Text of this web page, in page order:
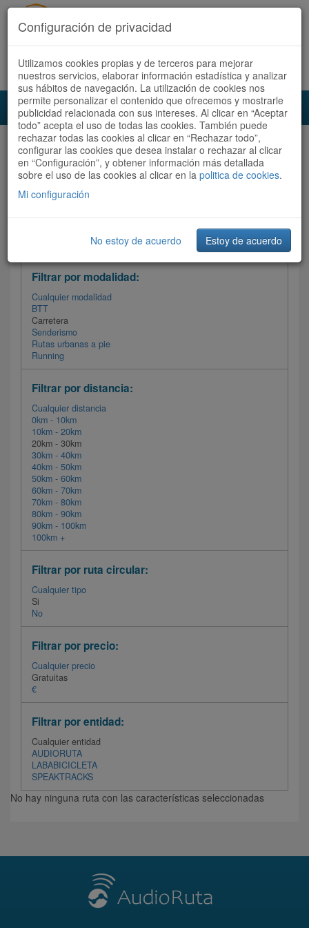
Acceder Registrate ahora Español | Català
Audioruta Todas las rutas
Todas las rutas Ordenar por:Más recientes
Filtrar las rutas
Filtrar por modalidad:
Cualquier modalidad
BTT
Carretera
Senderismo
Rutas urbanas a pie
Running
Filtrar por distancia:
Cualquier distancia
0km - 10km
10km - 20km
20km - 30km
30km - 40km
40km - 50km
50km - 60km
60km - 70km
70km - 80km
80km - 90km
90km - 100km
100km +
Filtrar por ruta circular:
Cualquier tipo
Si
No
Filtrar por precio:
Cualquier precio
Gratuitas
€
Filtrar por entidad:
Cualquier entidad
AUDIORUTA
LABABICICLETA
SPEAKTRACKS
No hay ninguna ruta con las características seleccionadas
Configuración de privacidad
Utilizamos cookies propias y de terceros para mejorar
nuestros servicios, elaborar información estadística y analizar
sus hábitos de navegación. La utilización de cookies nos
permite personalizar el contenido que ofrecemos y mostrarle
publicidad relacionada con sus intereses. Al clicar en “Aceptar
todo” acepta el uso de todas las cookies. También puede
rechazar todas las cookies al clicar en “Rechazar todo”,
configurar las cookies que desea instalar o rechazar al clicar
en “Configuración”, y obtener información más detallada
sobre el uso de las cookies al clicar en la politica de cookies.
Mi configuración
No estoy de acuerdo Estoy de acuerdo